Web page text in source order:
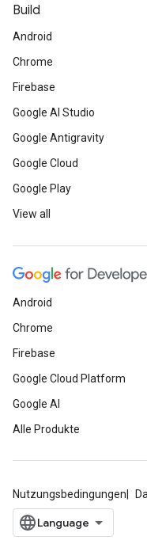
Build
Android
Chrome
Firebase
Google AI Studio
Google Antigravity
Google Cloud
Google Play
View all
Android
Chrome
Firebase
Google Cloud Platform
Google AI
Alle Produkte
Nutzungsbedingungen